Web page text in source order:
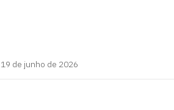
19 de junho de 2026